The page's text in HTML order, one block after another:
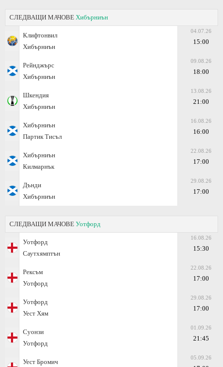
СЛЕДВАЩИ МАЧОВЕ Хибърниън
Клифтонвил
Хибърниън
04.07.26
15:00
Рейнджърс
Хибърниън
09.08.26
18:00
Шкендия
Хибърниън
13.08.26
21:00
Хибърниън
Партик Тисъл
16.08.26
16:00
Хибърниън
Килмарнък
22.08.26
17:00
Дънди
Хибърниън
29.08.26
17:00
СЛЕДВАЩИ МАЧОВЕ Уотфорд
Уотфорд
Саутхямптън
16.08.26
15:30
Рексъм
Уотфорд
22.08.26
17:00
Уотфорд
Уест Хям
29.08.26
17:00
Суонзи
Уотфорд
01.09.26
21:45
Уест Бромич
05.09.26